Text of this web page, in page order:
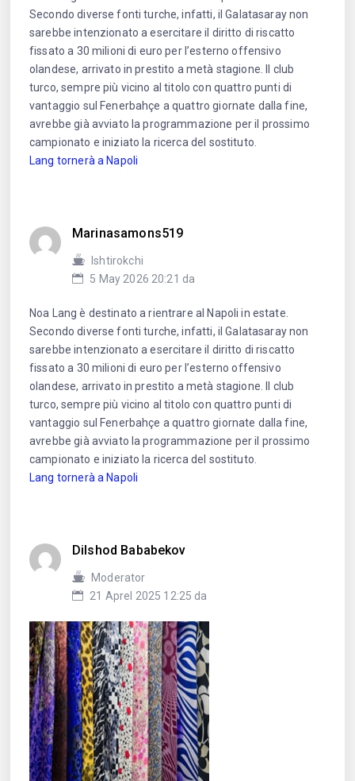
Secondo diverse fonti turche, infatti, il Galatasaray non
sarebbe intenzionato a esercitare il diritto di riscatto
fissato a 30 milioni di euro per l’esterno offensivo
olandese, arrivato in prestito a metà stagione. Il club
turco, sempre più vicino al titolo con quattro punti di
vantaggio sul Fenerbahçe a quattro giornate dalla fine,
avrebbe già avviato la programmazione per il prossimo
campionato e iniziato la ricerca del sostituto.
Lang tornerà a Napoli
Marinasamons519
Ishtirokchi
5 May 2026 20:21 da
Noa Lang è destinato a rientrare al Napoli in estate.
Secondo diverse fonti turche, infatti, il Galatasaray non
sarebbe intenzionato a esercitare il diritto di riscatto
fissato a 30 milioni di euro per l’esterno offensivo
olandese, arrivato in prestito a metà stagione. Il club
turco, sempre più vicino al titolo con quattro punti di
vantaggio sul Fenerbahçe a quattro giornate dalla fine,
avrebbe già avviato la programmazione per il prossimo
campionato e iniziato la ricerca del sostituto.
Lang tornerà a Napoli
Dilshod Bababekov
Moderator
21 Aprel 2025 12:25 da